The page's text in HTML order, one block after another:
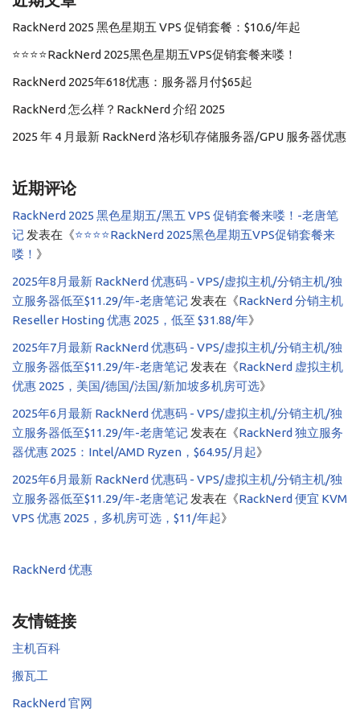
RackNerd 2025 黑色星期五 VPS 促销套餐：$10.6/年起
⭐️⭐️⭐️⭐️RackNerd 2025黑色星期五VPS促销套餐来喽！
RackNerd 2025年618优惠：服务器月付$65起
RackNerd 怎么样？RackNerd 介绍 2025
2025 年 4 月最新 RackNerd 洛杉矶存储服务器/GPU 服务器优惠
近期评论
RackNerd 2025 黑色星期五/黑五 VPS 促销套餐来喽！-老唐笔
记 发表在《⭐️⭐️⭐️⭐️RackNerd 2025黑色星期五VPS促销套餐来
喽！ 》
2025年8月最新 RackNerd 优惠码 - VPS/虚拟主机/分销主机/独
立服务器低至$11.29/年-老唐笔记 发表在《RackNerd 分销主机
Reseller Hosting 优惠 2025，低至 $31.88/年》
2025年7月最新 RackNerd 优惠码 - VPS/虚拟主机/分销主机/独
立服务器低至$11.29/年-老唐笔记 发表在《RackNerd 虚拟主机
优惠 2025，美国/德国/法国/新加坡多机房可选》
2025年6月最新 RackNerd 优惠码 - VPS/虚拟主机/分销主机/独
立服务器低至$11.29/年-老唐笔记 发表在《RackNerd 独立服务
器优惠 2025：Intel/AMD Ryzen，$64.95/月起》
2025年6月最新 RackNerd 优惠码 - VPS/虚拟主机/分销主机/独
立服务器低至$11.29/年-老唐笔记 发表在《RackNerd 便宜 KVM
VPS 优惠 2025，多机房可选，$11/年起》
RackNerd 优惠
友情链接
主机百科
搬瓦工
RackNerd 官网